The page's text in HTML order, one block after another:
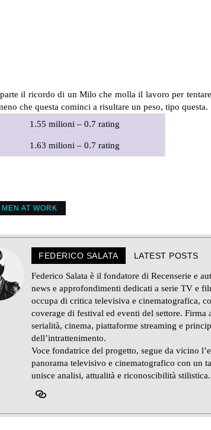
il ricordo di un Milo che molla il lavoro per
che questa cominci a risultare un peso, tipo questa.
1.55 milioni – 0.7 rating
1.63 milioni – 0.7 rating
MEN AT WORK
FEDERICO SALATA LATEST POSTS
Federico Salata è il fondatore di Recenserie e
news e approfondimenti dedicati a serie TV e
occupa di critica televisiva e cinematografica,
coverage di festival ed eventi del settore. Firma
serialità, cinema, piattaforme streaming e
dell’intrattenimento.
Voce fondatrice del progetto, segue da vicino
panorama televisivo e cinematografico con un
unisce analisi, attualità e riconoscibilità stilistica.